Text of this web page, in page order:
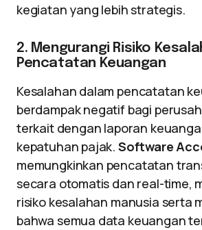
kegiatan yang lebih strategis.
2. Mengurangi Risiko
Pencatatan Keuangan
Kesalahan dalam pencatatan
berdampak negatif bagi
terkait dengan laporan
kepatuhan pajak. Software
memungkinkan pencatatan
secara otomatis dan real-time,
risiko kesalahan manusia serta
bahwa semua data keuangan